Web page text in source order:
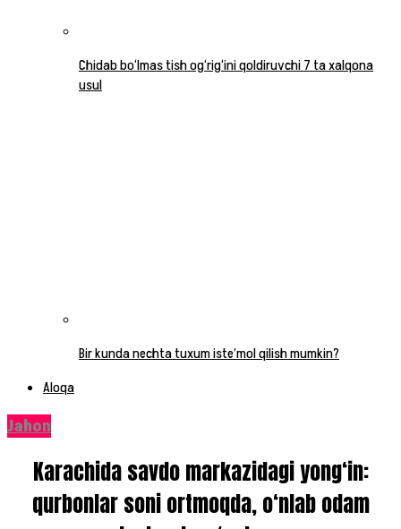
Chidab bo‘lmas tish og‘rig‘ini qoldiruvchi 7 ta xalqona
usul
Bir kunda nechta tuxum iste’mol qilish mumkin?
Aloqa
Jahon
Karachida savdo markazidagi yong‘in:
qurbonlar soni ortmoqda, o‘nlab odam